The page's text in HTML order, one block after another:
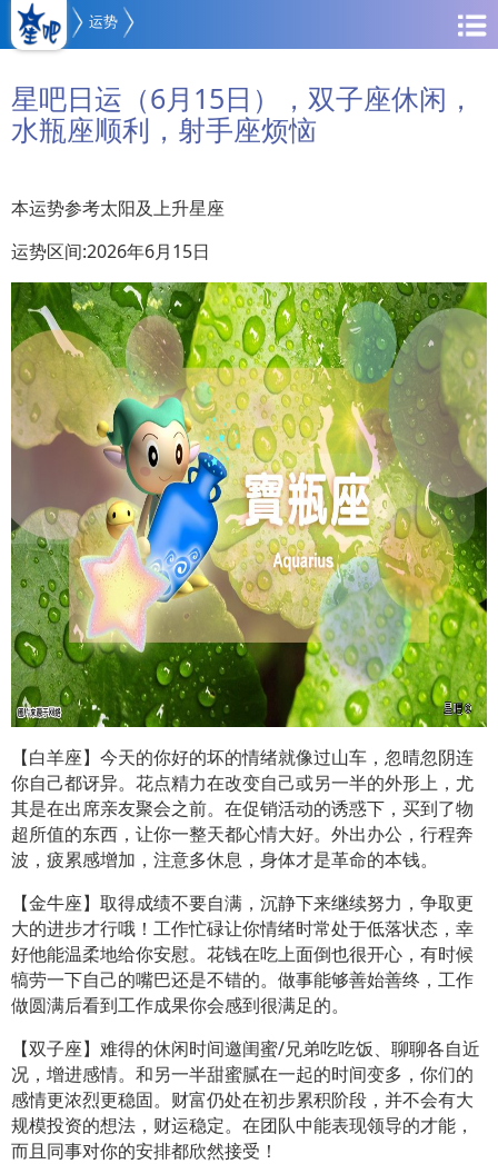
运势
星吧日运（6月15日），双子座休闲，
水瓶座顺利，射手座烦恼
本运势参考太阳及上升星座
运势区间:2026年6月15日
【白羊座】今天的你好的坏的情绪就像过山车，忽晴忽阴连
你自己都讶异。花点精力在改变自己或另一半的外形上，尤
其是在出席亲友聚会之前。在促销活动的诱惑下，买到了物
超所值的东西，让你一整天都心情大好。外出办公，行程奔
波，疲累感增加，注意多休息，身体才是革命的本钱。
【金牛座】取得成绩不要自满，沉静下来继续努力，争取更
大的进步才行哦！工作忙碌让你情绪时常处于低落状态，幸
好他能温柔地给你安慰。花钱在吃上面倒也很开心，有时候
犒劳一下自己的嘴巴还是不错的。做事能够善始善终，工作
做圆满后看到工作成果你会感到很满足的。
【双子座】难得的休闲时间邀闺蜜/兄弟吃吃饭、聊聊各自近
况，增进感情。和另一半甜蜜腻在一起的时间变多，你们的
感情更浓烈更稳固。财富仍处在初步累积阶段，并不会有大
规模投资的想法，财运稳定。在团队中能表现领导的才能，
而且同事对你的安排都欣然接受！